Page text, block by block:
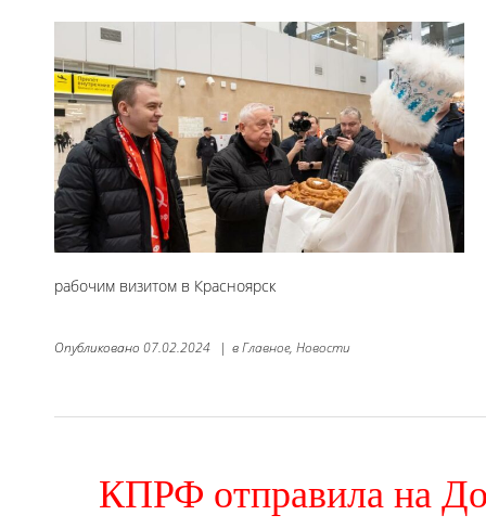
рабочим визитом в Красноярск
Опубликовано 07.02.2024 | вГлавное, Новости
КПРФ отправила на